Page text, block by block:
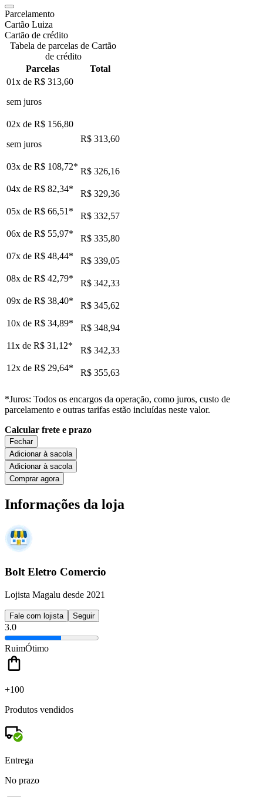
Parcelamento
Cartão Luiza
Cartão de crédito
Tabela de parcelas de Cartão
de crédito
Parcelas
Total
01x de R$ 313,60
sem juros
02x de R$ 156,80
sem juros
R$ 313,60
03x de R$ 108,72* R$ 326,16
04x de R$ 82,34*
R$ 329,36
05x de R$ 66,51 *
R$ 332,57
06x de R$ 55,97*
R$ 335,80
07x de R$ 48,44*
R$ 339,05
08x de R$ 42,79*
R$ 342,33
09x de R$ 38,40*
R$ 345,62
10x de R$ 34,89*
R$ 348,94
11x de R$ 31,12*
R$ 342,33
12x de R$ 29,64* R$ 355,63
*Juros: Todos os encargos da operação, como juros, custo de
parcelamento e outras tarifas estão incluídas neste valor.
Calcular frete e prazo
Fechar
Adicionar à sacola
Adicionar à sacola
Comprar agora
Informações da loja
Bolt Eletro Comercio
Lojista Magalu desde 2021
Fale com lojista Seguir
3.0
RuimÓtimo
+100
Produtos vendidos
Entrega
No prazo